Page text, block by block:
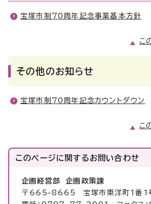
宝塚市制70周年記念事業基本方針
こ
その他のお知らせ
宝塚市制70周年記念カウントダウン
こ
このページに関するお問い合わせ
企画経営部 企画政策課
〒665-8665 宝塚市東洋町1番1